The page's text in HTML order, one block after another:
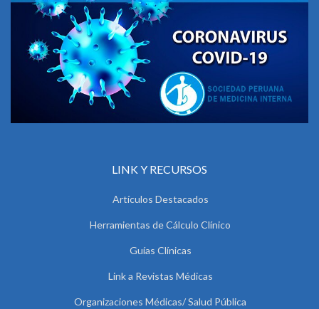
LINK Y RECURSOS
Artículos Destacados
Herramientas de Cálculo Clínico
Guías Clínicas
Link a Revistas Médicas
Organizaciones Médicas/ Salud Pública